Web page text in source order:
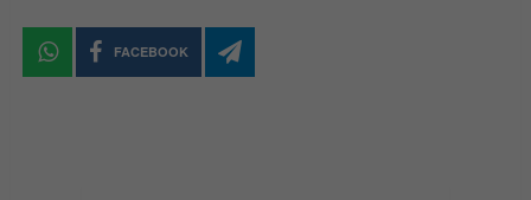
FACEBOOK